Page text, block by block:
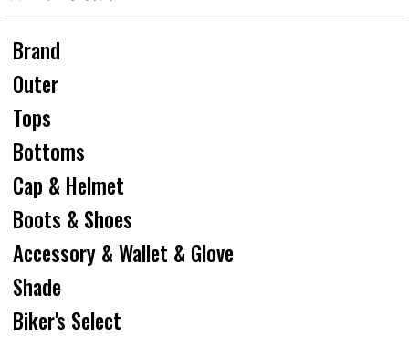
Brand
Outer
Tops
Bottoms
Cap & Helmet
Boots & Shoes
Accessory & Wallet & Glove
Shade
Biker's Select